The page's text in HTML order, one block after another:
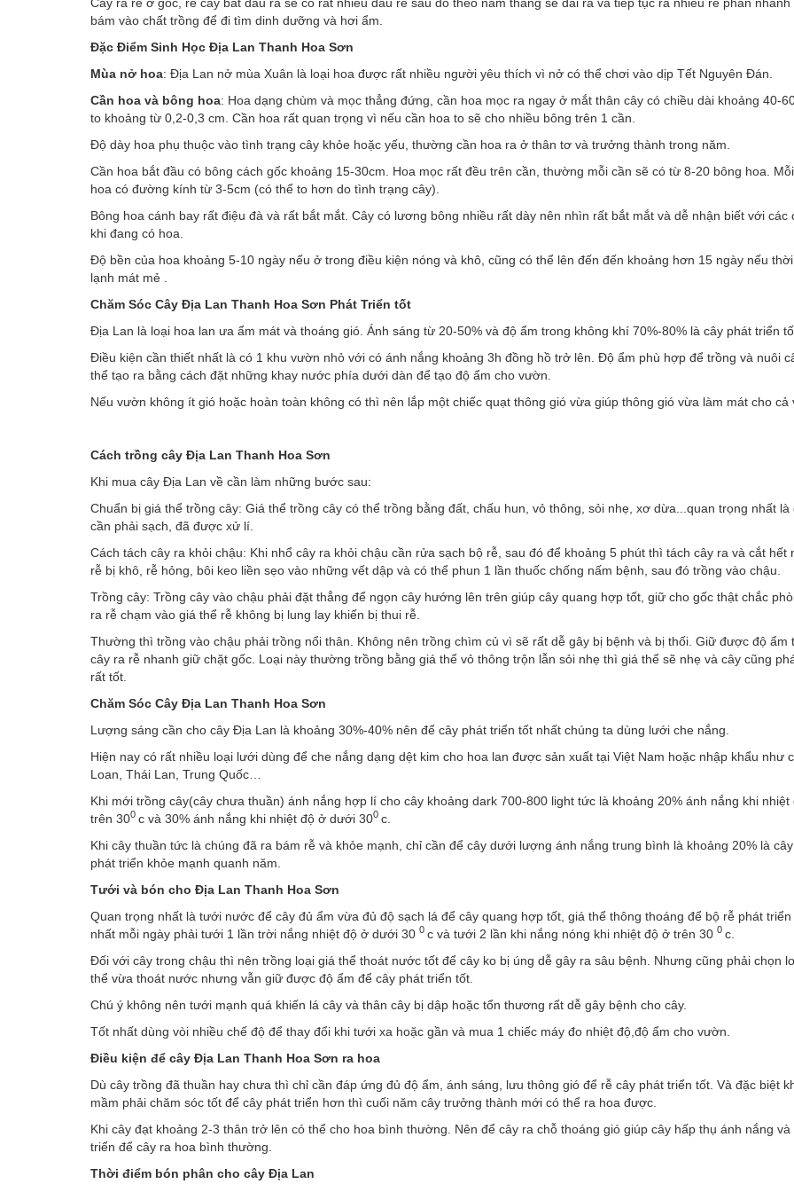
bám vào chất trồng để đi tìm dinh dưỡng và hơi ẩm.
Đặc Điểm Sinh Học Địa Lan Thanh Hoa Sơn
Mùa nở hoa: Địa Lan nở mùa Xuân là loại hoa được rất nhiều người yêu thích vì nở có thể chơi vào dịp Tết Nguyên Đán.
Cần hoa và bông hoa: Hoa dạng chùm và mọc thẳng đứng, cần hoa mọc ra ngay ở mắt thân cây có chiều dài khoảng 40-
to khoảng từ 0,2-0,3 cm. Cần hoa rất quan trọng vì nếu cần hoa to sẽ cho nhiều bông trên 1 cần.
Độ dày hoa phụ thuộc vào tình trạng cây khỏe hoặc yếu, thường cần hoa ra ở thân tơ và trưởng thành trong năm.
Cần hoa bắt đầu có bông cách gốc khoảng 15-30cm. Hoa mọc rất đều trên cần, thường mỗi cần sẽ có từ 8-20 bông hoa.
hoa có đường kính từ 3-5cm (có thể to hơn do tình trạng cây).
Bông hoa cánh bay rất điệu đà và rất bắt mắt. Cây có lương bông nhiều rất dày nên nhìn rất bắt mắt và dễ nhận biết với các
khi đang có hoa.
Độ bền của hoa khoảng 5-10 ngày nếu ở trong điều kiện nóng và khô, cũng có thể lên đến đến khoảng hơn 15 ngày nếu
lạnh mát mẻ .
Chăm Sóc Cây Địa Lan Thanh Hoa Sơn Phát Triển tốt
Địa Lan là loại hoa lan ưa ẩm mát và thoáng gió. Ánh sáng từ 20-50% và độ ẩm trong không khí 70%-80% là cây phát triển
Điều kiện cần thiết nhất là có 1 khu vườn nhỏ với có ánh nắng khoảng 3h đồng hồ trở lên. Độ ẩm phù hợp để trồng và nuôi
thể tạo ra bằng cách đặt những khay nước phía dưới dàn để tạo độ ẩm cho vườn.
Nếu vườn không ít gió hoặc hoàn toàn không có thì nên lắp một chiếc quạt thông gió vừa giúp thông gió vừa làm mát cho cả
Cách trồng cây Địa Lan Thanh Hoa Sơn
Khi mua cây Địa Lan về cần làm những bước sau:
Chuẩn bị giá thể trồng cây: Giá thể trồng cây có thể trồng bằng đất, chấu hun, vỏ thông, sỏi nhẹ, xơ dừa...quan trọng nhất là
cần phải sạch, đã được xử lí.
Cách tách cây ra khỏi chậu: Khi nhổ cây ra khỏi chậu cần rửa sạch bộ rễ, sau đó để khoảng 5 phút thì tách cây ra và cắt hết
rễ bị khô, rễ hỏng, bôi keo liền sẹo vào những vết dập và có thể phun 1 lần thuốc chống nấm bệnh, sau đó trồng vào chậu.
Trồng cây: Trồng cây vào chậu phải đặt thẳng để ngọn cây hướng lên trên giúp cây quang hợp tốt, giữ cho gốc thật chắc
ra rễ chạm vào giá thể rễ không bị lung lay khiến bị thui rễ.
Thường thì trồng vào chậu phải trồng nổi thân. Không nên trồng chìm củ vì sẽ rất dễ gây bị bệnh và bị thối. Giữ được độ ẩm
cây ra rễ nhanh giữ chặt gốc. Loại này thường trồng bằng giá thể vỏ thông trộn lẫn sỏi nhẹ thì giá thể sẽ nhẹ và cây cũng
rất tốt.
Chăm Sóc Cây Địa Lan Thanh Hoa Sơn
Lượng sáng cần cho cây Địa Lan là khoảng 30%-40% nên để cây phát triển tốt nhất chúng ta dùng lưới che nắng.
Hiện nay có rất nhiều loại lưới dùng để che nắng dạng dệt kim cho hoa lan được sản xuất tại Việt Nam hoặc nhập khẩu như
Loan, Thái Lan, Trung Quốc…
Khi mới trồng cây(cây chưa thuần) ánh nắng hợp lí cho cây khoảng dark 700-800 light tức là khoảng 20% ánh nắng khi nhiệt
trên 300 c và 30% ánh nắng khi nhiệt độ ở dưới 300 c.
Khi cây thuần tức là chúng đã ra bám rễ và khỏe mạnh, chỉ cần để cây dưới lượng ánh nắng trung bình là khoảng 20% là
phát triển khỏe mạnh quanh năm.
Tưới và bón cho Địa Lan Thanh Hoa Sơn
Quan trọng nhất là tưới nước để cây đủ ẩm vừa đủ độ sạch lá để cây quang hợp tốt, giá thể thông thoáng để bộ rễ phát
nhất mỗi ngày phải tưới 1 lần trời nắng nhiệt độ ở dưới 30 0 c và tưới 2 lần khi nắng nóng khi nhiệt độ ở trên 30 0 c.
Đối với cây trong chậu thì nên trồng loại giá thể thoát nước tốt để cây ko bị úng dễ gây ra sâu bệnh. Nhưng cũng phải chọn
thể vừa thoát nước nhưng vẫn giữ được độ ẩm để cây phát triển tốt.
Chú ý không nên tưới mạnh quá khiến lá cây và thân cây bị dập hoặc tổn thương rất dễ gây bệnh cho cây.
Tốt nhất dùng vòi nhiều chế độ để thay đổi khi tưới xa hoặc gần và mua 1 chiếc máy đo nhiệt độ,độ ẩm cho vườn.
Điều kiện để cây Địa Lan Thanh Hoa Sơn ra hoa
Dù cây trồng đã thuần hay chưa thì chỉ cần đáp ứng đủ độ ẩm, ánh sáng, lưu thông gió để rễ cây phát triển tốt. Và đặc biệt
mầm phải chăm sóc tốt để cây phát triển hơn thì cuối năm cây trưởng thành mới có thể ra hoa được.
Khi cây đạt khoảng 2-3 thân trở lên có thể cho hoa bình thường. Nên để cây ra chỗ thoáng gió giúp cây hấp thụ ánh nắng và
triển để cây ra hoa bình thường.
Thời điểm bón phân cho cây Địa Lan